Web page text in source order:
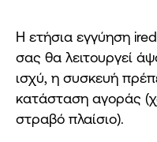
Η ετήσια εγγύηση
σας θα λειτουργεί
ισχύ, η συσκευή
κατάσταση αγοράς
στραβό πλαίσιο).